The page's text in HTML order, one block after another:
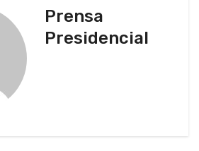
Prensa
Presidencial